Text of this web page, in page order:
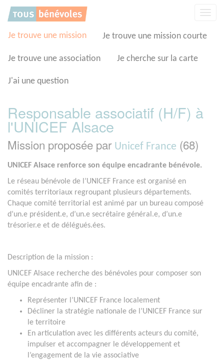
Je trouve une mission Je trouve une mission courte
Je trouve une association Je cherche sur la carte
J'ai une question
Responsable associatif (H/F) à
l'UNICEF Alsace
Mission proposée par Unicef France (68)
UNICEF Alsace renforce son équipe encadrante bénévole.
Le réseau bénévole de l’UNICEF France est organisé en
comités territoriaux regroupant plusieurs départements.
Chaque comité territorial est animé par un bureau composé
d’un.e président.e, d’un.e secrétaire général.e, d’un.e
trésorier.e et de délégués.ées.
Description de la mission :
UNICEF Alsace recherche des bénévoles pour composer son
équipe encadrante afin de :
Représenter l’UNICEF France localement
Décliner la stratégie nationale de l’UNICEF France sur
le territoire
En articulation avec les différents acteurs du comité,
impulser et accompagner le développement et
l’engagement de la vie associative
Panneau de gestion des cookies